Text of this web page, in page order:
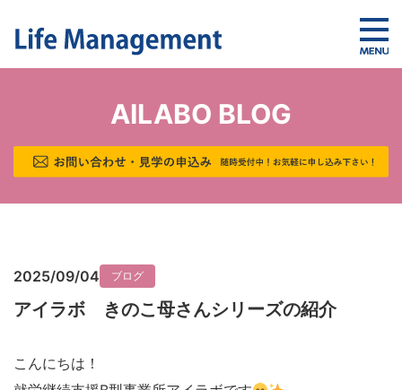
AILABO BLOG
2025/09/04 ブログ
アイラボ きのこ母さんシリーズの紹介
こんにちは！